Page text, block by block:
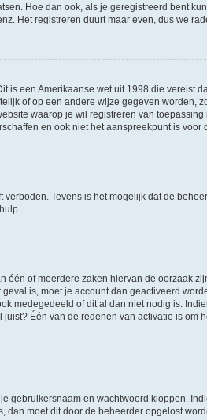
Hoe dan ook, als je geregistreerd bent
Het registreren duurt maar even, dus we
is een Amerikaanse wet uit 1998 die
of op een andere wijze gegeven worden,
waarop je wil registreren van
en ook niet het aanspreekpunt is
Tevens is het mogelijk dat de
of meerdere zaken hiervan de oorzaak
is, moet je account dan geactiveerd
medegedeeld of dit al dan niet nodig is.
Één van de redenen van activatie is om
en wachtwoord kloppen.
dan moet dit door de beheerder opgelost